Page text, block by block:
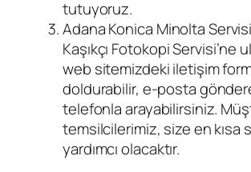
tutuyoruz.
Adana Konica Minolta
Kaşıkçı Fotokopi Servisi’ne
web sitemizdeki iletişim
doldurabilir, e-posta
telefonla arayabilirsiniz.
temsilcilerimiz, size en kısa
yardımcı olacaktır.